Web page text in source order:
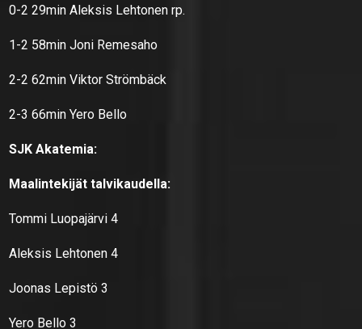
0-2 29min Aleksis Lehtonen rp.
1-2 58min Joni Remesaho
2-2 62min Viktor Strömbäck
2-3 66min Yero Bello
SJK Akatemia:
Maalintekijät talvikaudella:
Tommi Luopajärvi 4
Aleksis Lehtonen 4
Joonas Lepistö 3
Yero Bello 3